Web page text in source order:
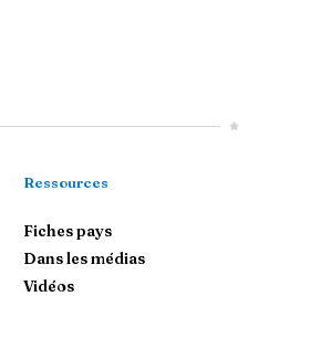
Ressources
Fiches pays
Dans les médias
Vidéos